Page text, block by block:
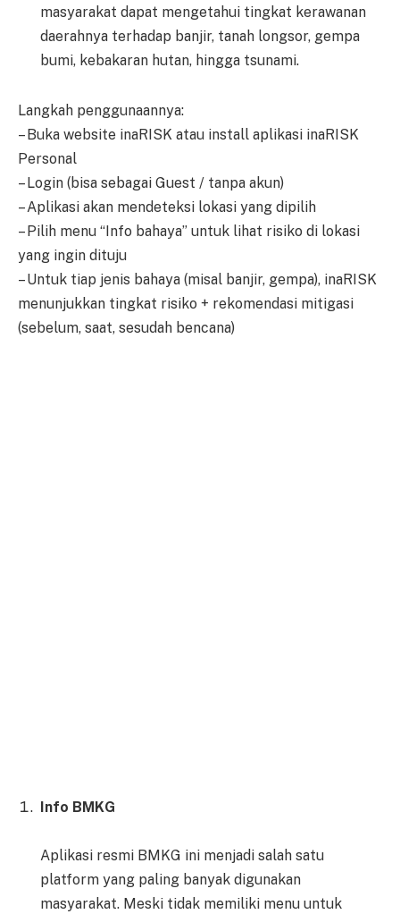
masyarakat dapat mengetahui tingkat kerawanan
daerahnya terhadap banjir, tanah longsor, gempa
bumi, kebakaran hutan, hingga tsunami.
Langkah penggunaannya:
– Buka website inaRISK atau install aplikasi inaRISK
Personal
– Login (bisa sebagai Guest / tanpa akun)
– Aplikasi akan mendeteksi lokasi yang dipilih
– Pilih menu “Info bahaya” untuk lihat risiko di lokasi
yang ingin dituju
– Untuk tiap jenis bahaya (misal banjir, gempa), inaRISK
menunjukkan tingkat risiko + rekomendasi mitigasi
(sebelum, saat, sesudah bencana)
Info BMKG
Aplikasi resmi BMKG ini menjadi salah satu
platform yang paling banyak digunakan
masyarakat. Meski tidak memiliki menu untuk